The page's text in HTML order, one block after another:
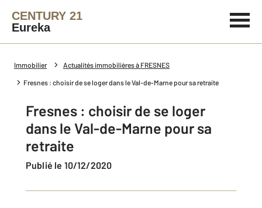
CENTURY 21
Eureka
Immobilier Actualités immobilières à FRESNES
Fresnes : choisir de se loger dans le Val-de-Marne pour sa retraite
Fresnes : choisir de se loger
dans le Val-de-Marne pour sa
retraite
Publié le 10/12/2020